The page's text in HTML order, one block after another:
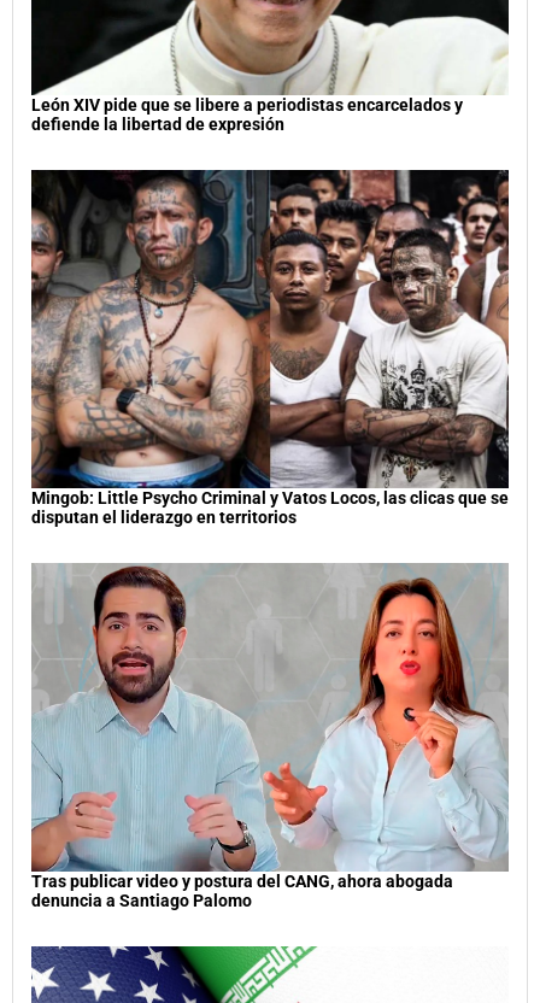
León XIV pide que se libere a periodistas encarcelados y
defiende la libertad de expresión
Mingob: Little Psycho Criminal y Vatos Locos, las clicas que se
disputan el liderazgo en territorios
Tras publicar video y postura del CANG, ahora abogada
denuncia a Santiago Palomo